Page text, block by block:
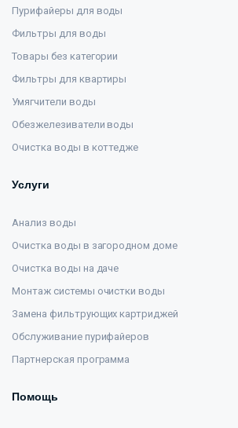
Пурифайеры для воды
Фильтры для воды
Товары без категории
Фильтры для квартиры
Умягчители воды
Обезжелезиватели воды
Очистка воды в коттедже
Услуги
Анализ воды
Очистка воды в загородном доме
Очистка воды на даче
Монтаж системы очистки воды
Замена фильтрующих картриджей
Обслуживание пурифайеров
Партнерская программа
Помощь